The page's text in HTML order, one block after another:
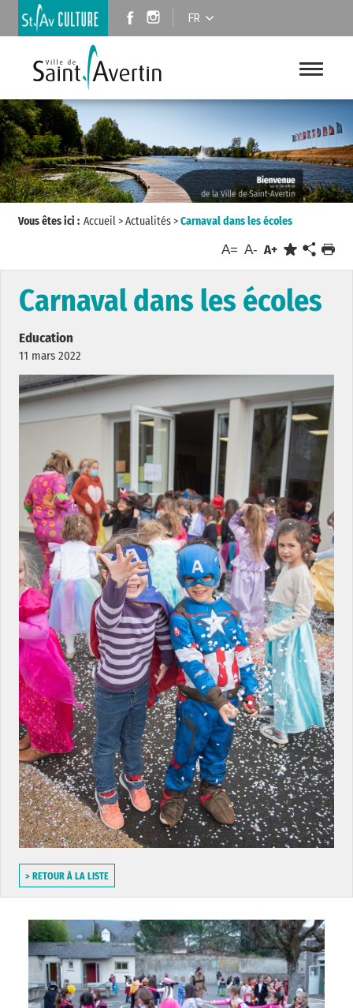
FR
Vous êtes ici : Accueil>Actualités>Carnaval dans les écoles
A= A- A+
Carnaval dans les écoles
Education
11 mars 2022
> RETOUR À LA LISTE